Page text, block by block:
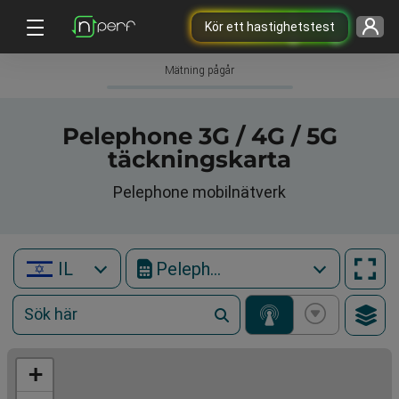
Kör ett hastighetstest
Mätning pågår
Pelephone 3G / 4G / 5G
täckningskarta
Pelephone mobilnätverk
IL Pelephone
+